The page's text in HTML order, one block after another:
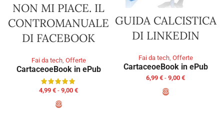
NON MI PIACE. IL
CONTROMANUALE
DI FACEBOOK
Fai da tech, Offerte
CartaceoeBook in ePub
4,99 € - 9,00 €
GUIDA CALCISTICA
DI LINKEDIN
Fai da tech, Offerte
CartaceoeBook in ePub
6,99 € - 9,00 €